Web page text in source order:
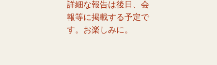
詳細な報告は後日、会
報等に掲載する予定で
す。お楽しみに。